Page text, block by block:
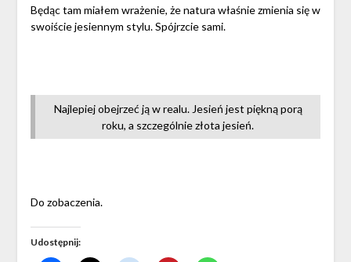
Będąc tam miałem wrażenie, że natura właśnie zmienia się w
swoiście jesiennym stylu. Spójrzcie sami.
Najlepiej obejrzeć ją w realu. Jesień jest piękną porą
roku, a szczególnie złota jesień.
Do zobaczenia.
Udostępnij: